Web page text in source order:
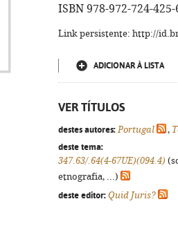
ISBN 978-972-724-425-
Link persistente: http://
ADICIONAR À LISTA
VER TÍTULOS
destes autores: Portugal ,
deste tema:
347.63/.64(4-67UE)(094.4)
etnografia, ...)
deste editor: Quid Juris?